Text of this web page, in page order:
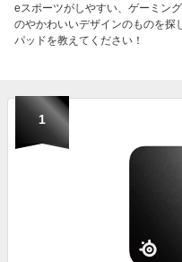
eスポーツがしやすい、ゲーミン
のやかわいいデザインのものを探
パッドを教えてください！
1